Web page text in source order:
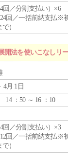
回／分割支払い）×6
24回／一括前納支払※
）
法を使いこなしリ
4月 1日
14 ：50 ～ 16 ：10
回／分割支払い）×3
12回／一括前納支払※
）